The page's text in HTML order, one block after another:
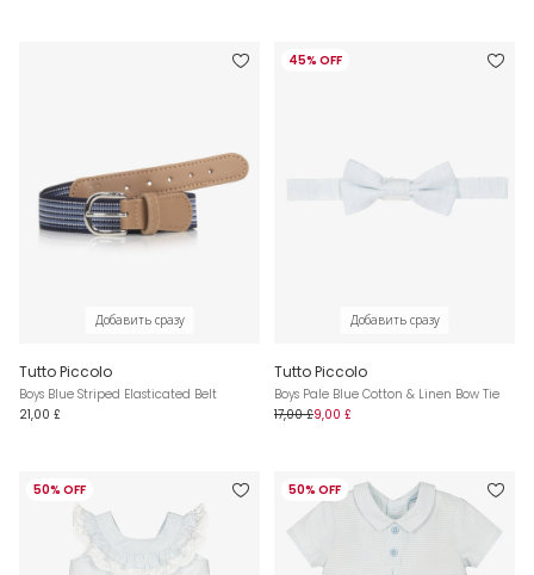
Добавить сразу
Tutto Piccolo
Boys Blue Striped Elasticated Belt
21,00 £
45% OFF
Добавить сразу
Tutto Piccolo
Boys Pale Blue Cotton & Linen Bow Tie
17,00 £9,00 £
50% OFF 50% OFF